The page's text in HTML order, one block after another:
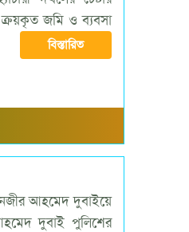
ক্রয়কৃত জমি ও ব্যবসা
বিস্তারিত
আহমেদ দুবাইয়ে
দুবাই পুলিশের